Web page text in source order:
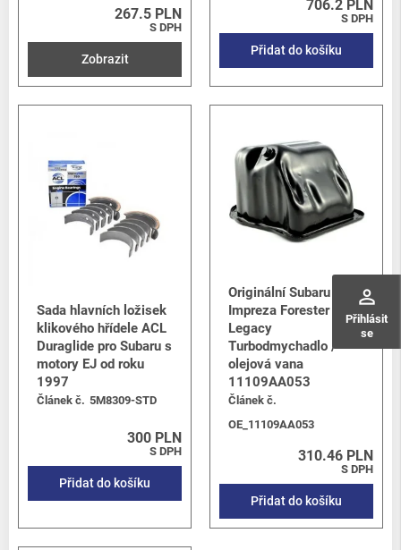
perm_identity
Přihlásit
se
267.5 PLN
S DPH
Zobrazit
706.2 PLN
S DPH
Přidat do košíku
Sada hlavních ložisek
klikového hřídele ACL
Duraglide pro Subaru s
motory EJ od roku
1997
Článek č. 5M8309-STD
300 PLN
S DPH
Přidat do košíku
Originální Subaru
Impreza Forester &
Legacy
Turbodmychadlo /
olejová vana
11109AA053
Článek č.
OE_11109AA053
310.46 PLN
S DPH
Přidat do košíku